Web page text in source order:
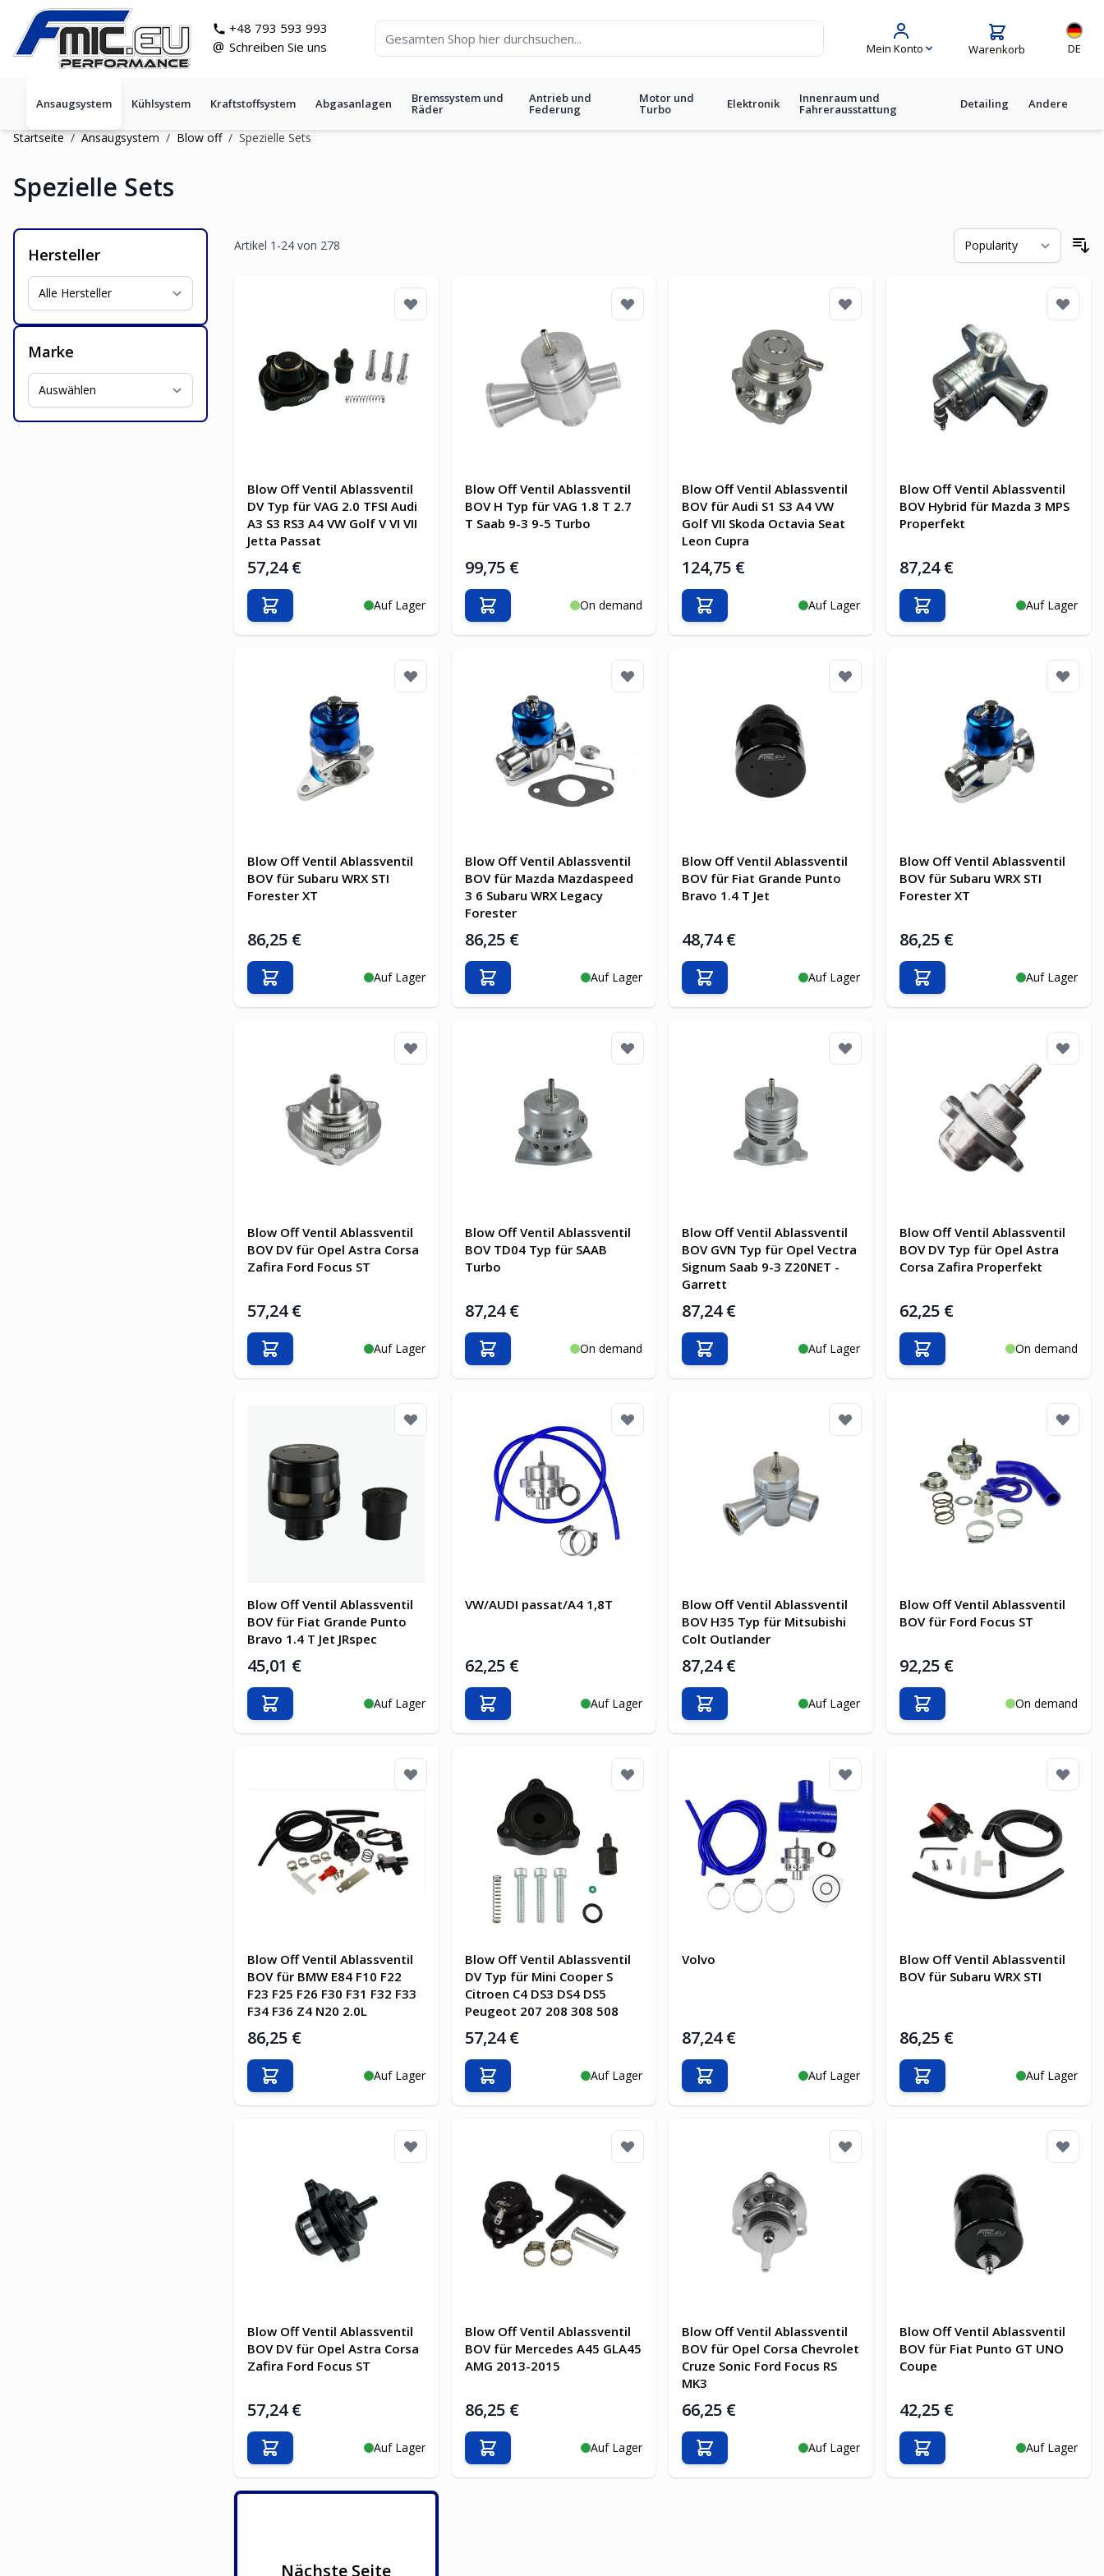
Zum Inhalt springen
+48 793 593 993
@ Schreiben Sie uns Mein Konto Warenkorb
Sprache
DE
Ansaugsystem Kühlsystem Kraftstoffsystem Abgasanlagen Bremssystem und
Räder
Antrieb und
Federung
Motor und
Turbo Elektronik Innenraum und
Fahrerausstattung Detailing Andere
Startseite / Ansaugsystem / Blow off / Spezielle Sets
Spezielle Sets
Hersteller
Marke
Artikel 1 -24von 278
Blow Off Ventil Ablassventil
DV Typ für VAG 2.0 TFSI Audi
A3 S3 RS3 A4 VW Golf V VI VII
Jetta Passat
57,24 €
Auf Lager
In den Warenkorb
Blow Off Ventil Ablassventil
BOV H Typ für VAG 1.8 T 2.7
T Saab 9-3 9-5 Turbo
99,75 €
On demand
In den Warenkorb
Blow Off Ventil Ablassventil
BOV für Audi S1 S3 A4 VW
Golf VII Skoda Octavia Seat
Leon Cupra
124,75 €
Auf Lager
In den Warenkorb
Blow Off Ventil Ablassventil
BOV Hybrid für Mazda 3 MPS
Properfekt
87,24 €
Auf Lager
In den Warenkorb
Blow Off Ventil Ablassventil
BOV für Subaru WRX STI
Forester XT
86,25 €
Auf Lager
In den Warenkorb
Blow Off Ventil Ablassventil
BOV für Mazda Mazdaspeed
3 6 Subaru WRX Legacy
Forester
86,25 €
Auf Lager
In den Warenkorb
Blow Off Ventil Ablassventil
BOV für Fiat Grande Punto
Bravo 1.4 T Jet
48,74 €
Auf Lager
In den Warenkorb
Blow Off Ventil Ablassventil
BOV für Subaru WRX STI
Forester XT
86,25 €
Auf Lager
In den Warenkorb
Blow Off Ventil Ablassventil
BOV DV für Opel Astra Corsa
Zafira Ford Focus ST
57,24 €
Auf Lager
In den Warenkorb
Blow Off Ventil Ablassventil
BOV TD04 Typ für SAAB
Turbo
87,24 €
On demand
In den Warenkorb
Blow Off Ventil Ablassventil
BOV GVN Typ für Opel Vectra
Signum Saab 9-3 Z20NET -
Garrett
87,24 €
Auf Lager
In den Warenkorb
Blow Off Ventil Ablassventil
BOV DV Typ für Opel Astra
Corsa Zafira Properfekt
62,25 €
On demand
In den Warenkorb
Blow Off Ventil Ablassventil
BOV für Fiat Grande Punto
Bravo 1.4 T Jet JRspec
45,01 €
Auf Lager
In den Warenkorb
VW/AUDI passat/A4 1,8T
62,25 €
Auf Lager
In den Warenkorb
Blow Off Ventil Ablassventil
BOV H35 Typ für Mitsubishi
Colt Outlander
87,24 €
Auf Lager
In den Warenkorb
Blow Off Ventil Ablassventil
BOV für Ford Focus ST
92,25 €
On demand
In den Warenkorb
Blow Off Ventil Ablassventil
BOV für BMW E84 F10 F22
F23 F25 F26 F30 F31 F32 F33
F34 F36 Z4 N20 2.0L
86,25 €
Auf Lager
In den Warenkorb
Blow Off Ventil Ablassventil
DV Typ für Mini Cooper S
Citroen C4 DS3 DS4 DS5
Peugeot 207 208 308 508
57,24 €
Auf Lager
In den Warenkorb
Volvo
87,24 €
Auf Lager
In den Warenkorb
Blow Off Ventil Ablassventil
BOV für Subaru WRX STI
86,25 €
Auf Lager
In den Warenkorb
Blow Off Ventil Ablassventil
BOV DV für Opel Astra Corsa
Zafira Ford Focus ST
57,24 €
Auf Lager
In den Warenkorb
Blow Off Ventil Ablassventil
BOV für Mercedes A45 GLA45
AMG 2013-2015
86,25 €
Auf Lager
In den Warenkorb
Blow Off Ventil Ablassventil
BOV für Opel Corsa Chevrolet
Cruze Sonic Ford Focus RS
MK3
66,25 €
Auf Lager
In den Warenkorb
Blow Off Ventil Ablassventil
BOV für Fiat Punto GT UNO
Coupe
42,25 €
Auf Lager
In den Warenkorb
Nächste Seite